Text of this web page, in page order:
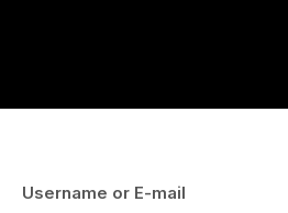
Username or E-mail